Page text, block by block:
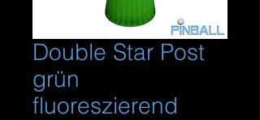
Double Star Post
grün
fluoreszierend